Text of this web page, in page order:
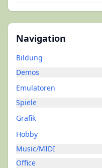
Navigation
Bildung
Demos
Emulatoren
Spiele
Grafik
Hobby
Music/MIDI
Office